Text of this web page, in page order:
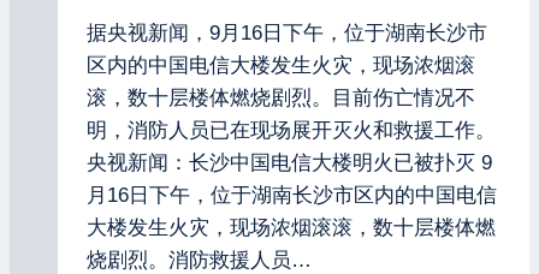
据央视新闻，9月16日下午，位于湖南长沙市
区内的中国电信大楼发生火灾，现场浓烟滚
滚，数十层楼体燃烧剧烈。目前伤亡情况不
明，消防人员已在现场展开灭火和救援工作。
央视新闻：长沙中国电信大楼明火已被扑灭 9
月16日下午，位于湖南长沙市区内的中国电信
大楼发生火灾，现场浓烟滚滚，数十层楼体燃
烧剧烈。消防救援人员…